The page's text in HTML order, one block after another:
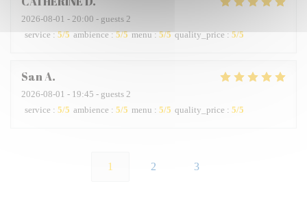
2026-08-01 - 20:00 - guests 2
service : 5/5 ambience: 5/5 menu: 5/5 quality_price: 5/5
SanA
2026-08-01 - 19:45 - guests 2
service : 5/5 ambience : 5/5 menu : 5/5 quality_price : 5/5
1 2 3